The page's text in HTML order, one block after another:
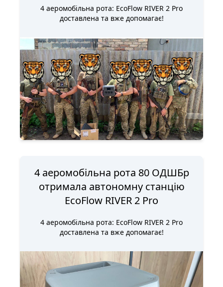
4 аеромобільна рота: EcoFlow RIVER 2 Pro
доставлена та вже допомагає!
4 аеромобільна рота 80 ОДШБр
отримала автономну станцію
EcoFlow RIVER 2 Pro
4 аеромобільна рота: EcoFlow RIVER 2 Pro
доставлена та вже допомагає!